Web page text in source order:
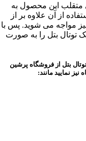
متقلب این محصول به
از آن علاوه بر از
مواجه می شوید. پس با
توتال بتل را به صورت
بتل از فروشگاه پرشین
نمایید مانند: